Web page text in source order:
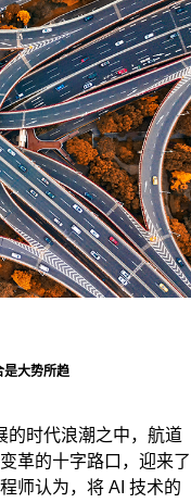
是大势所趋
的时代浪潮之中，航道
革的十字路口，迎来了
师认为，将 AI 技术的